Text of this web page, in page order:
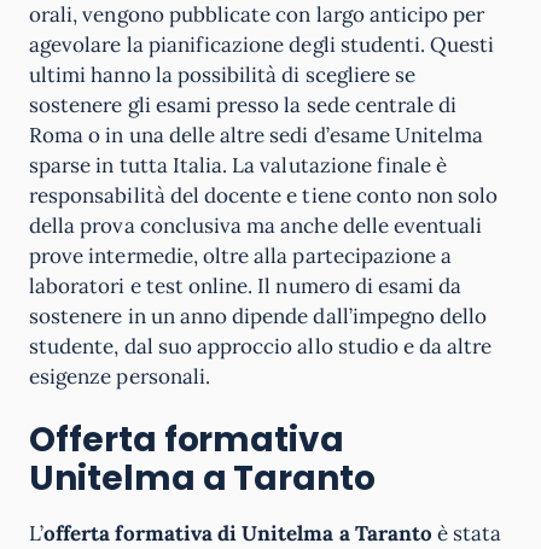
orali, vengono pubblicate con largo anticipo per
agevolare la pianificazione degli studenti. Questi
ultimi hanno la possibilità di scegliere se
sostenere gli esami presso la sede centrale di
Roma o in una delle altre sedi d’esame Unitelma
sparse in tutta Italia. La valutazione finale è
responsabilità del docente e tiene conto non solo
della prova conclusiva ma anche delle eventuali
prove intermedie, oltre alla partecipazione a
laboratori e test online. Il numero di esami da
sostenere in un anno dipende dall’impegno dello
studente, dal suo approccio allo studio e da altre
esigenze personali.
Offerta formativa
Unitelma a Taranto
L’offerta formativa di Unitelma a Tarantoè stata